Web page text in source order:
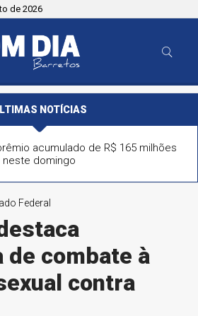
de 2026
NOTÍCIAS
acumulado de R$ 165 milhões
neste domingo
Federal
de combate à
contra